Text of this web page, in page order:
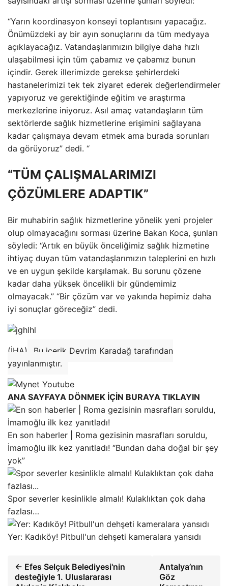
“Yarın koordinasyon konseyi toplantısını yapacağız.
Önümüzdeki ay bir ayın sonuçlarını da tüm medyaya
açıklayacağız. Vatandaşlarımızın bilgiye daha hızlı
ulaşabilmesi için tüm çabamız ve çabamız bunun
içindir. Gerek illerimizde gerekse şehirlerdeki
hastanelerimizi tek tek ziyaret ederek değerlendirmeler
yapıyoruz ve gerektiğinde eğitim ve araştırma
merkezlerine iniyoruz. Asıl amaç vatandaşların tüm
sektörlerde sağlık hizmetlerine erişimini sağlayana
kadar çalışmaya devam etmek ama burada sorunları
da görüyoruz” dedi. “
“TÜM ÇALIŞMALARIMIZI
ÇÖZÜMLERE ADAPTIK”
Bir muhabirin sağlık hizmetlerine yönelik yeni projeler
olup olmayacağını sorması üzerine Bakan Koca, şunları
söyledi: “Artık en büyük önceliğimiz sağlık hizmetine
ihtiyaç duyan tüm vatandaşlarımızın taleplerini en hızlı
ve en uygun şekilde karşılamak. Bu sorunu çözene
kadar daha yüksek öncelikli bir gündemimiz
olmayacak.” “Bir çözüm var ve yakında hepimiz daha
iyi sonuçlar göreceğiz” dedi.
(İHA)
Bu içerik Devrim Karadağ tarafından
yayınlanmıştır.
ANA SAYFAYA DÖNMEK İÇİN BURAYA TIKLAYIN
En son haberler | Roma gezisinin masrafları soruldu,
İmamoğlu ilk kez yanıtladı! “Bundan daha doğal bir şey
yok”
Spor severler kesinlikle almalı! Kulaklıktan çok daha
fazlası…
Yer: Kadıköy! Pitbull'un dehşeti kameralara yansıdı
← Efes Selçuk Belediyesi'nin
desteğiyle 1. Uluslararası
Antalya’nın
Göz